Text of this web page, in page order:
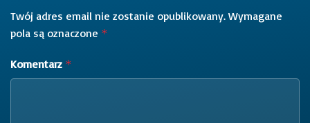
Twój adres email nie zostanie opublikowany. Wymagane
pola są oznaczone *
Komentarz *